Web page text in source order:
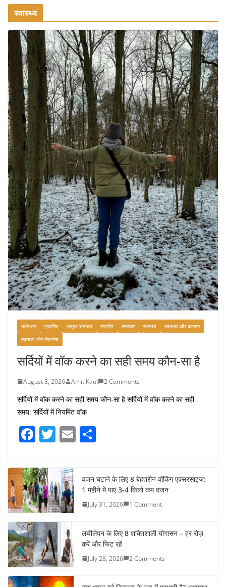
रामेश्वरम यात्रा गाइड: पवित्र तीर्थ स्थल, दर्शन
स्थल और पहुंच मार्ग
July 30, 2026 1 Comment
खाने के शौकीनों के लिए कश्मीर के 5 बेहतरीन
स्वादिष्ट व्यंजन
August 6, 2026 1 Comment
स्वास्थ्य
नवीनतम प्रदर्शित प्रमुख समाचार राष्ट्रीय समाचार स्वास्थ्य
स्वास्थ्य और कल्याण
स्वास्थ्य और फिटनेस
सर्दियों में वॉक करने का सही समय कौन-सा है
August 3, 2026 Amit Kaul 2 Comments
सर्दियों में वॉक करने का सही समय कौन-सा है सर्दियों में वॉक करने का सही
समय: सर्दियों में नियमित वॉक
F
c
e
b
o
o
k
T
itt
er
E
e
वजन घटाने के लिए 8 बेहतरीन वॉकिंग एक्सरसाइज:
1 महीने में पाएं 3-4 किलो कम वजन
July 31, 2026 1 Comment
लचीलेपन के लिए 8 शक्तिशाली योगासन – हर रोज़
करें और फिट रहें
July 28, 2026 2 Comments